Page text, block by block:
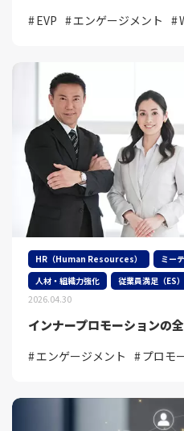
EVP エンゲージメント
HR（Human Resources）
ミー
人材・組織力強化
従業員満足（ES
2026.04.30
インナープロモーションの
エンゲージメント プロモ